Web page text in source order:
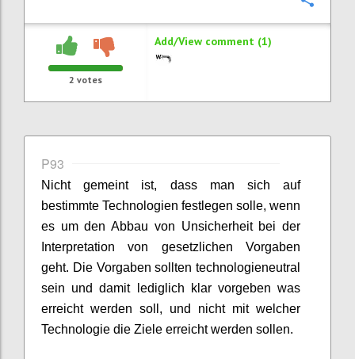
2 votes
Add/View comment (1)
P93
Nicht gemeint ist, dass man sich auf
bestimmte Technologien festlegen solle, wenn
es um den Abbau von Unsicherheit bei der
Interpretation von gesetzlichen Vorgaben
geht. Die Vorgaben sollten technologieneutral
sein und damit lediglich klar vorgeben was
erreicht werden soll, und nicht mit welcher
Technologie die Ziele erreicht werden sollen.